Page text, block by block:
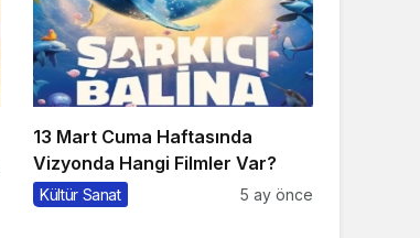
13 Mart Cuma Haftasında
Vizyonda Hangi Filmler Var?
Kültür Sanat 5 ay önce